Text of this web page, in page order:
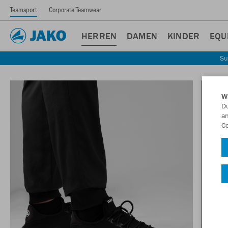
Teamsport Corporate Teamwear
HERREN DAMEN KINDER